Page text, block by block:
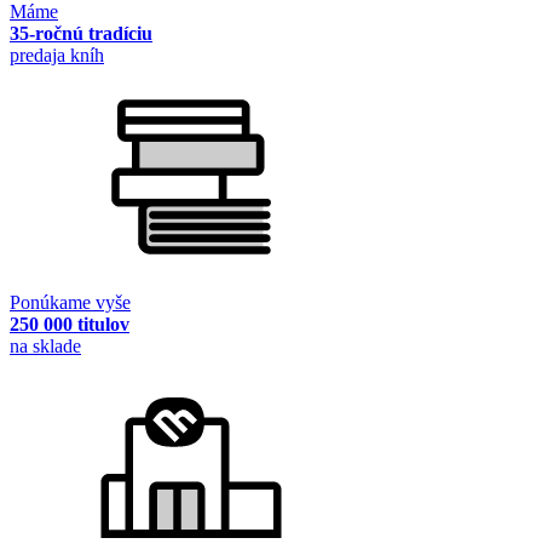
Máme
35-ročnú tradíciu
predaja kníh
Ponúkame vyše
250 000 titulov
na sklade